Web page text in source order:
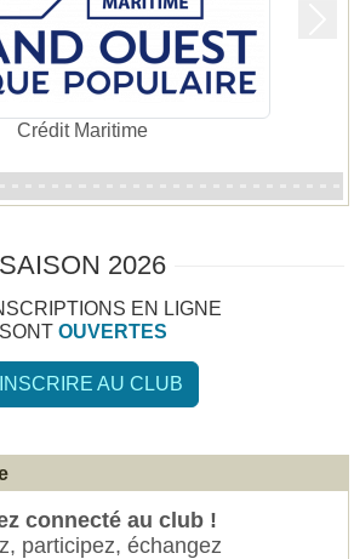
Crédit Maritime
SAISON 2026
EN LIGNE
SONT OUVERTES
AU CLUB
connecté au club !
participez, échangez